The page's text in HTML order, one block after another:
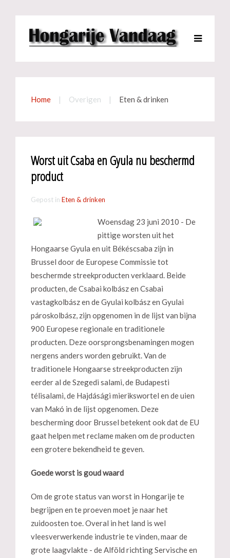
Home Overigen Eten & drinken
Worst uit Csaba en Gyula nu beschermd
product
Gepost in Eten & drinken
Woensdag 23 juni 2010 - De
pittige worsten uit het
Hongaarse Gyula en uit Békéscsaba zijn in
Brussel door de Europese Commissie tot
beschermde streekproducten verklaard. Beide
producten, de Csabai kolbász en Csabai
vastagkolbász en de Gyulai kolbász en Gyulai
pároskolbász, zijn opgenomen in de lijst van bijna
900 Europese regionale en traditionele
producten. Deze oorsprongsbenamingen mogen
nergens anders worden gebruikt. Van de
traditionele Hongaarse streekproducten zijn
eerder al de Szegedi salami, de Budapesti
télisalami, de Hajdásági mierikswortel en de uien
van Makó in de lijst opgenomen. Deze
bescherming door Brussel betekent ook dat de EU
gaat helpen met reclame maken om de producten
een grotere bekendheid te geven.
Goede worst is goud waard
Om de grote status van worst in Hongarije te
begrijpen en te proeven moet je naar het
zuidoosten toe. Overal in het land is wel
vleesverwerkende industrie te vinden, maar de
grote laagvlakte - de Alföld richting Servische en